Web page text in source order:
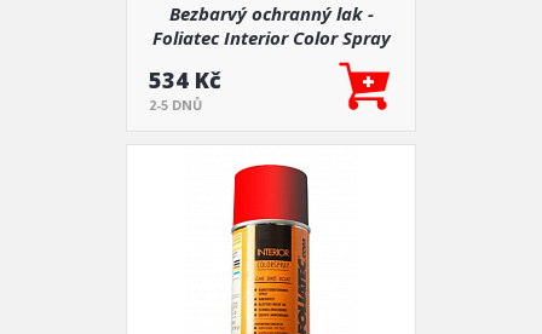
Bezbarvý ochranný lak -
Foliatec Interior Color Spray
534 Kč
2-5 DNŮ